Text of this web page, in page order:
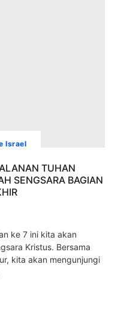
Israel
TUHAN
SENGSARA BAGIAN
ke 7 ini kita akan
Kristus. Bersama
kita akan mengunjungi